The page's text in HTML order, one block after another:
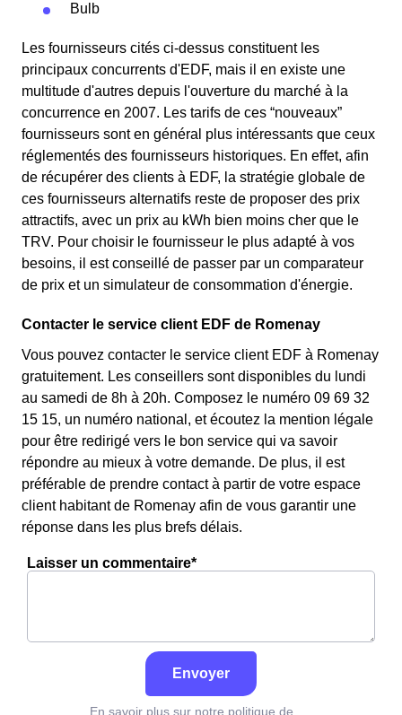
Bulb
Les fournisseurs cités ci-dessus constituent les
principaux concurrents d'EDF, mais il en existe une
multitude d'autres depuis l'ouverture du marché à la
concurrence en 2007. Les tarifs de ces “nouveaux”
fournisseurs sont en général plus intéressants que ceux
réglementés des fournisseurs historiques. En effet, afin
de récupérer des clients à EDF, la stratégie globale de
ces fournisseurs alternatifs reste de proposer des prix
attractifs, avec un prix au kWh bien moins cher que le
TRV. Pour choisir le fournisseur le plus adapté à vos
besoins, il est conseillé de passer par un comparateur
de prix et un simulateur de consommation d'énergie.
Contacter le service client EDF de Romenay
Vous pouvez contacter le service client EDF à Romenay
gratuitement. Les conseillers sont disponibles du lundi
au samedi de 8h à 20h. Composez le numéro 09 69 32
15 15, un numéro national, et écoutez la mention légale
pour être redirigé vers le bon service qui va savoir
répondre au mieux à votre demande. De plus, il est
préférable de prendre contact à partir de votre espace
client habitant de Romenay afin de vous garantir une
réponse dans les plus brefs délais.
Laisser un commentaire*
Envoyer
En savoir plus sur notre politique de